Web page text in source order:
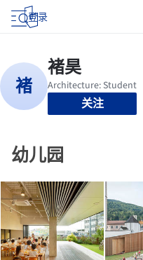
登录
关注
幼儿园